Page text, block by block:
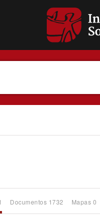
Documentos 1732 Mapas 0